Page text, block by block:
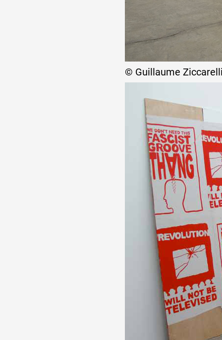
Documentation
Visites d'ateliers
Production vidéo
Formation
Événements
1% œuvres
Réseau
© Guillaume